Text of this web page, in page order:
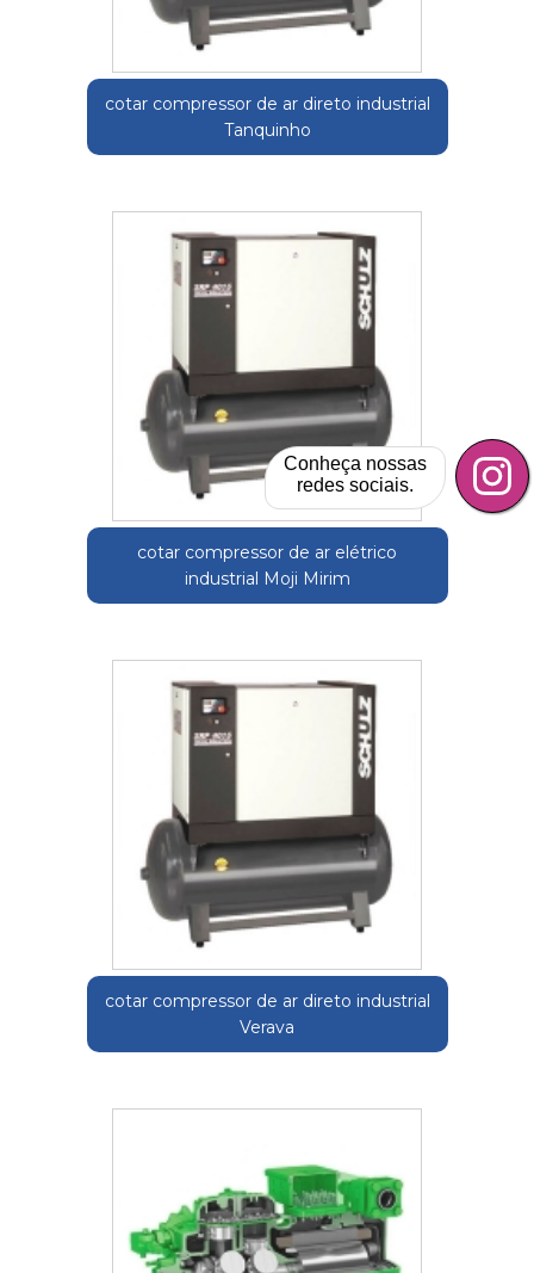
cotar compressor de ar direto industrial
Tanquinho
cotar compressor de ar elétrico
industrial Moji Mirim
cotar compressor de ar direto industrial
Verava
Conheça nossas
redes sociais.